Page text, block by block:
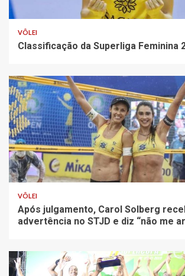
VÔLEI
Classificação da Superliga Feminina
VÔLEI
Após julgamento, Carol Solberg
advertência no STJD e diz “não me